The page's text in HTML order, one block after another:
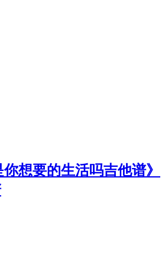
想要的生活吗吉他谱》